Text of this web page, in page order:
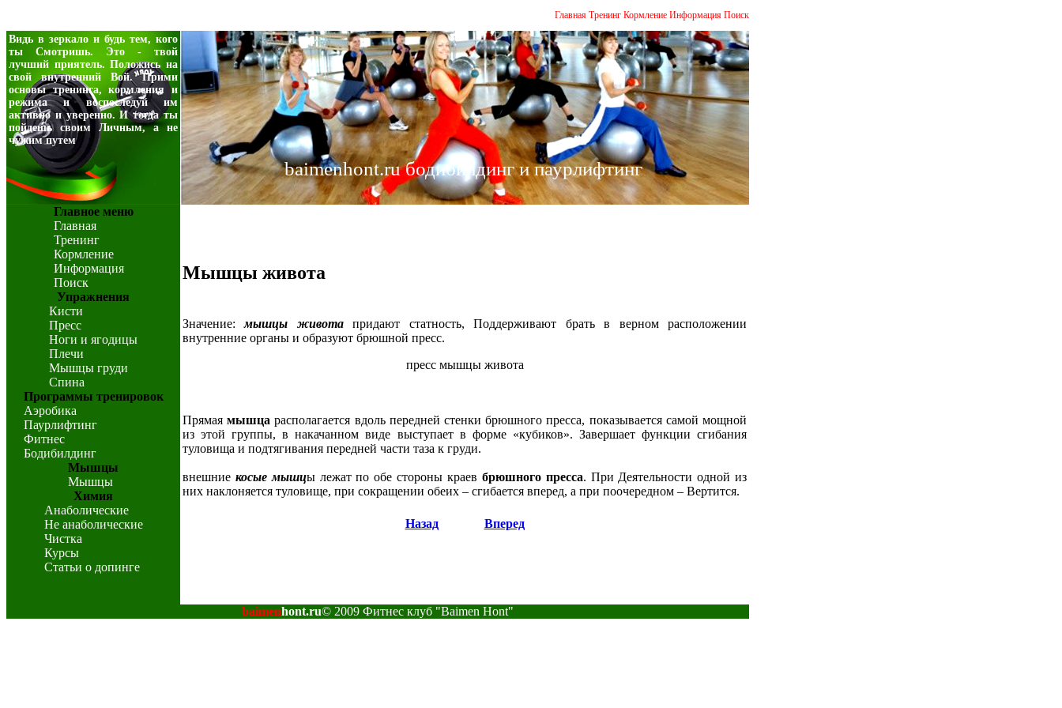
baimenhont.ru бодибилдинг и паурлифтинг
Главная Тренинг Кормление Информация Поиск
Видь в зеркало и будь тем, кого
ты Смотришь. Это - твой
лучший приятель. Положись на
свой внутренний Вой. Прими
основы тренинга, кормления и
режима и воспоследуй им
активно и уверенно. И тогда ты
пойдешь своим Личным, а не
чужим путем
Главное меню
Главная
Тренинг
Кормление
Информация
Поиск
Упражнения
Кисти
Пресс
Ноги и ягодицы
Плечи
Мышцы груди
Спина
Программы тренировок
Аэробика
Паурлифтинг
Фитнес
Бодибилдинг
Мышцы
Мышцы
Химия
Анаболические
Не анаболические
Чистка
Курсы
Статьи о допинге
Мышцы живота
Значение:мышцы животапридают статность, Поддерживают брать в верном расположении
внутренние органы и образуют брюшной пресс.
пресс мышцы живота
Прямаямышцарасполагается вдоль передней стенки брюшного пресса, показывается самой мощной
из этой группы, в накачанном виде выступает в форме «кубиков». Завершает функции сгибания
туловища и подтягивания передней части таза к груди.
внешние косые мышцы лежат по обе стороны краев брюшного пресса. При Деятельности одной из
них наклоняется туловище, при сокращении обеих – сгибается вперед, а при поочередном – Вертится.
Назад Вперед
baimenhont.ru© 2009 Фитнес клуб "Baimen Hont"